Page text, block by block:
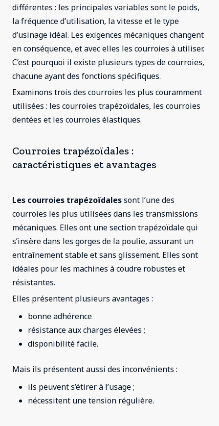
différentes : les principales variables sont le poids,
la fréquence d’utilisation, la vitesse et le type
d’usinage idéal. Les exigences mécaniques changent
en conséquence, et avec elles les courroies à utiliser.
C’est pourquoi il existe plusieurs types de courroies,
chacune ayant des fonctions spécifiques.
Examinons trois des courroies les plus couramment
utilisées : les courroies trapézoïdales, les courroies
dentées et les courroies élastiques.
Courroies trapézoïdales :
caractéristiques et avantages
Les courroies trapézoïdalessont l’une des
courroies les plus utilisées dans les transmissions
mécaniques. Elles ont une section trapézoïdale qui
s’insère dans les gorges de la poulie, assurant un
entraînement stable et sans glissement. Elles sont
idéales pour les machines à coudre robustes et
résistantes.
Elles présentent plusieurs avantages :
bonne adhérence
résistance aux charges élevées ;
disponibilité facile.
Mais ils présentent aussi des inconvénients :
ils peuvent s’étirer à l’usage ;
nécessitent une tension régulière.